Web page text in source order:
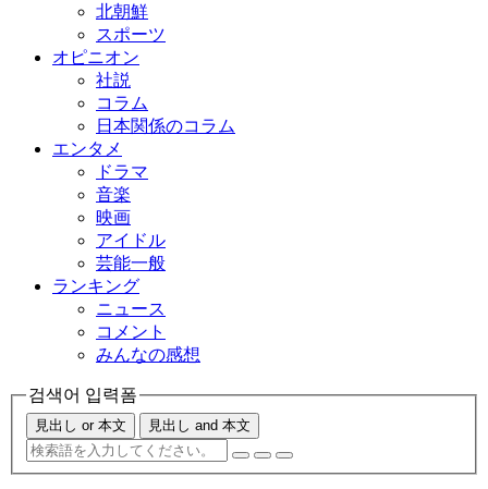
北朝鮮
スポーツ
オピニオン
社説
コラム
日本関係のコラム
エンタメ
ドラマ
音楽
映画
アイドル
芸能一般
ランキング
ニュース
コメント
みんなの感想
검색어 입력폼
見出し or 本文 見出し and 本文